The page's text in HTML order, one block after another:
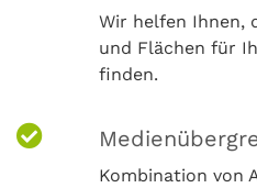
Wir helfen Ihnen,
und Flächen für
finden.
Kombination von